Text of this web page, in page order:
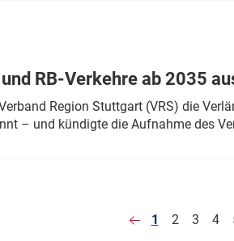
RB-Verkehre ab 2035
Region Stuttgart (VRS) die
– und kündigte die Aufnahme des
1 2 3 4